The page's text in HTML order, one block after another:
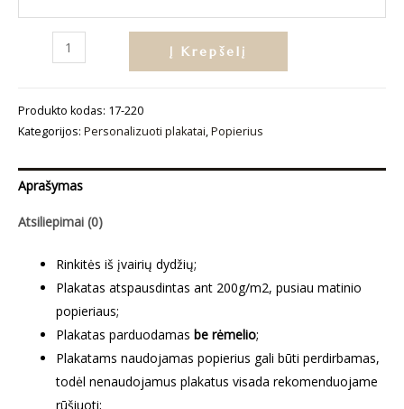
produkto
plakatas
„Poros
ir
Į Krepšelį
Produkto kodas: 17-220
Kategorijos: Personalizuoti plakatai,Popierius
Aprašymas
Atsiliepimai (0)
Rinkitės iš įvairių dydžių;
Plakatas atspausdintas ant 200g/m2, pusiau matinio
popieriaus;
Plakatas parduodamas be rėmelio;
Plakatams naudojamas popierius gali būti perdirbamas,
todėl nenaudojamus plakatus visada rekomenduojame
rūšiuoti;